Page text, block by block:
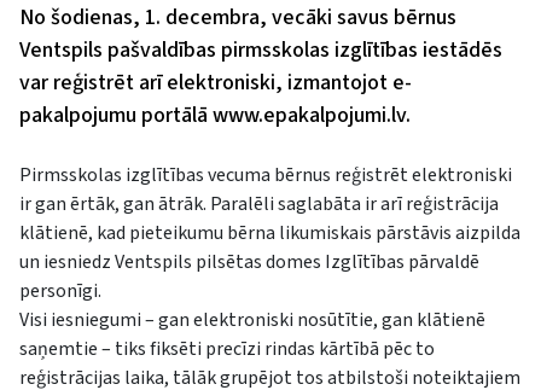
No šodienas, 1. decembra, vecāki savus bērnus
Ventspils pašvaldības pirmsskolas izglītības iestādēs
var reģistrēt arī elektroniski, izmantojot e-
pakalpojumu portālā www.epakalpojumi.lv.
Pirmsskolas izglītības vecuma bērnus reģistrēt elektroniski
ir gan ērtāk, gan ātrāk. Paralēli saglabāta ir arī reģistrācija
klātienē, kad pieteikumu bērna likumiskais pārstāvis aizpilda
un iesniedz Ventspils pilsētas domes Izglītības pārvaldē
personīgi.
Visi iesniegumi – gan elektroniski nosūtītie, gan klātienē
saņemtie – tiks fiksēti precīzi rindas kārtībā pēc to
reģistrācijas laika, tālāk grupējot tos atbilstoši noteiktajiem